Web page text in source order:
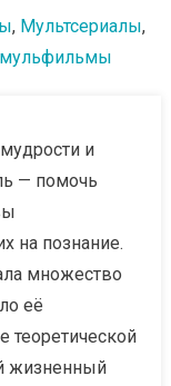
, Мультсериалы,
и
— помочь
на познание.
множество
её
теоретической
жизненный